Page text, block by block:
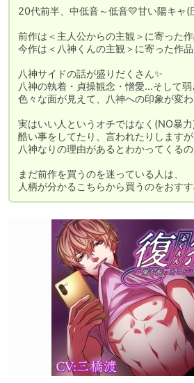
20代前半、中低音～低音💛甘い陽キャ(
前作は＜主人公からの主観＞に寄った作
今作は＜八神くんの主観＞に寄った作品
八神サイドの話が盛りだくさん✨
八神の執着・貞操観念・憎愛…そして弱
色々な面が見えて、八神への印象が変
実はいい人というオチではなく(NO暴力
酷い事をしてたり、言われたりしますが
八神なりの理由があるとわかってくる
まだ前作を買うのを迷っている人は、
人柄が分かるこちらから買うのをおす